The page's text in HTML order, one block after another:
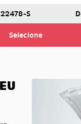
S
Selecione